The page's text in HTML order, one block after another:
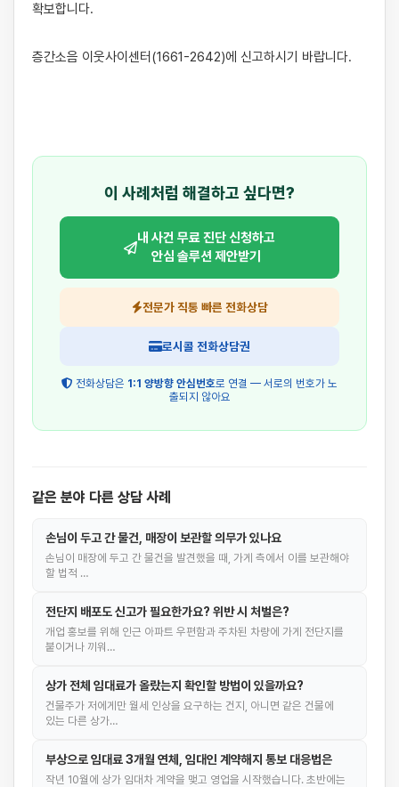
확보합니다.
층간소음 이웃사이센터(1661-2642)에 신고하시기 바랍니다.
이 사례처럼 해결하고 싶다면?
내 사건 무료 진단 신청하고
안심 솔루션 제안받기
전문가 직통 빠른 전화상담
로시콜 전화상담권
전화상담은 1:1 양방향 안심번호로 연결 — 서로의 번호가 노
출되지 않아요
같은 분야 다른 상담 사례
손님이 두고 간 물건, 매장이 보관할 의무가 있나요
손님이 매장에 두고 간 물건을 발견했을 때, 가게 측에서 이를 보관해야
할 법적 …
전단지 배포도 신고가 필요한가요? 위반 시 처벌은?
개업 홍보를 위해 인근 아파트 우편함과 주차된 차량에 가게 전단지를
붙이거나 끼워…
상가 전체 임대료가 올랐는지 확인할 방법이 있을까요?
건물주가 저에게만 월세 인상을 요구하는 건지, 아니면 같은 건물에
있는 다른 상가…
부상으로 임대료 3개월 연체, 임대인 계약해지 통보 대응법은
작년 10월에 상가 임대차 계약을 맺고 영업을 시작했습니다. 초반에는